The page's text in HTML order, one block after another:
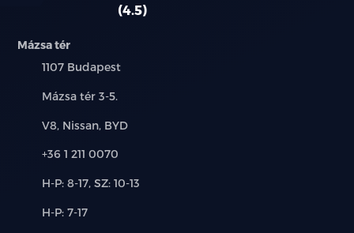
színezett üveg
tolatóradar
USB csatlakozó
4.5
Mázsa tér
Település:
1107 Budapest
Cím:
Mázsa tér 3-5.
Márkák:
V8, Nissan, BYD
Telefon:
+36 1 211 0070
Új-
használt
H-P: 8-17, SZ: 10-13
Alkatrész,
H-P: 7-17